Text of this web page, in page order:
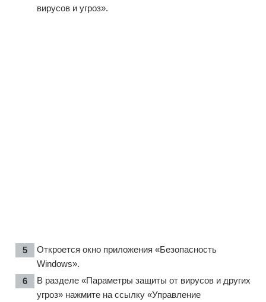
вирусов и угроз».
Откроется окно приложения «Безопасность
Windows».
В разделе «Параметры защиты от вирусов и других
угроз» нажмите на ссылку «Управление